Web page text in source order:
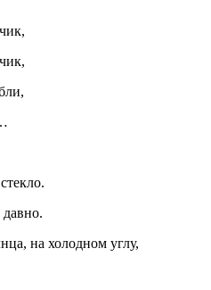
давно.
на холодном углу,